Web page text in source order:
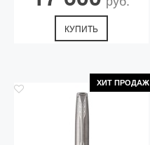
КУПИТЬ
ХИТ ПРОДАЖ